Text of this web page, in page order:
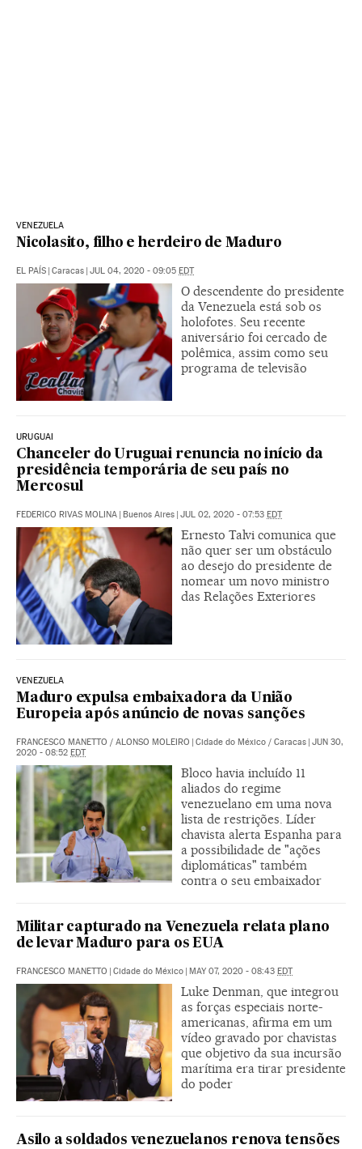
VENEZUELA
Nicolasito, filho e herdeiro de Maduro
EL PAÍS | Caracas | JUL 04, 2020 - 09:05 EDT
O descendente do presidente
da Venezuela está sob os
holofotes. Seu recente
aniversário foi cercado de
polêmica, assim como seu
programa de televisão
URUGUAI
Chanceler do Uruguai renuncia no início da
presidência temporária de seu país no
Mercosul
FEDERICO RIVAS MOLINA | Buenos Aires | JUL 02, 2020 - 07:53 EDT
Ernesto Talvi comunica que
não quer ser um obstáculo
ao desejo do presidente de
nomear um novo ministro
das Relações Exteriores
VENEZUELA
Maduro expulsa embaixadora da União
Europeia após anúncio de novas sanções
FRANCESCO MANETTO / ALONSO MOLEIRO | Cidade do México / Caracas | JUN 30,
2020 - 08:52 EDT
Bloco havia incluído 11
aliados do regime
venezuelano em uma nova
lista de restrições. Líder
chavista alerta Espanha para
a possibilidade de "ações
diplomáticas" também
contra o seu embaixador
Militar capturado na Venezuela relata plano
de levar Maduro para os EUA
FRANCESCO MANETTO | Cidade do México | MAY 07, 2020 - 08:43 EDT
Luke Denman, que integrou
as forças especiais norte-
americanas, afirma em um
vídeo gravado por chavistas
que objetivo da sua incursão
marítima era tirar presidente
do poder
Asilo a soldados venezuelanos renova tensões